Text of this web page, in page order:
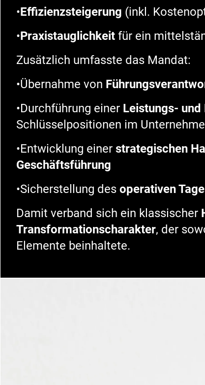
•Effizienzsteigerung (inkl.
•Praxistauglichkeit für ein
Zusätzlich umfasste das Mandat:
•Übernahme von
•Durchführung einer Leistungs-
Schlüsselpositionen im
•Entwicklung einer strategischen
Geschäftsführung
•Sicherstellung des operativen
Damit verband sich ein klassischer
Transformationscharakter, der
Elemente beinhaltete.